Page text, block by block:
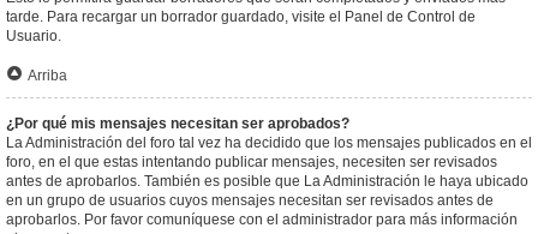
tarde. Para recargar un borrador guardado, visite el Panel de Control de
Usuario.
Arriba
¿Por qué mis mensajes necesitan ser aprobados?
La Administración del foro tal vez ha decidido que los mensajes publicados en el
foro, en el que estas intentando publicar mensajes, necesiten ser revisados
antes de aprobarlos. También es posible que La Administración le haya ubicado
en un grupo de usuarios cuyos mensajes necesitan ser revisados antes de
aprobarlos. Por favor comuníquese con el administrador para más información